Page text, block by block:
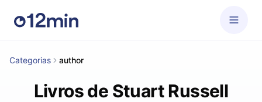
Categorias author
Livros de Stuart Russell